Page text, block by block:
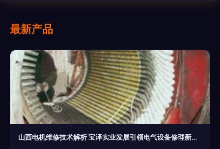
最新产品
山西电机维修技术解析 宝泽实业发展引领电气设备修理新高度